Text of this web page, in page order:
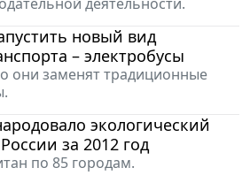
новый вид
– электробусы
они заменят традиционные
экологический
за 2012 год
по 85 городам.